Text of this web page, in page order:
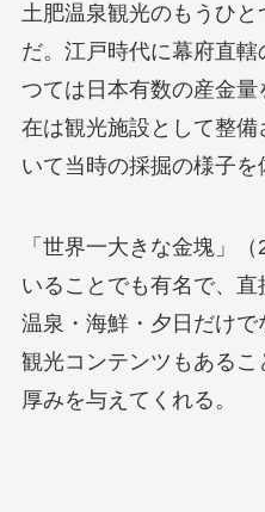
土肥温泉観光のもうひと
だ。江戸時代に幕府直
つては日本有数の産金
在は観光施設として整
いて当時の採掘の様子を
「世界一大きな金塊」
いることでも有名で、直
温泉・海鮮・夕日だけ
観光コンテンツもある
厚みを与えてくれる。